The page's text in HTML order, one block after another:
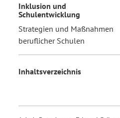
Inklusion und
Schulentwicklung
Strategien und Maßnahmen
beruflicher Schulen
Inhaltsverzeichnis